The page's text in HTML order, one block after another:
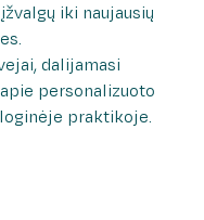
iki naujausių
dalijamasi
personalizuoto
praktikoje.